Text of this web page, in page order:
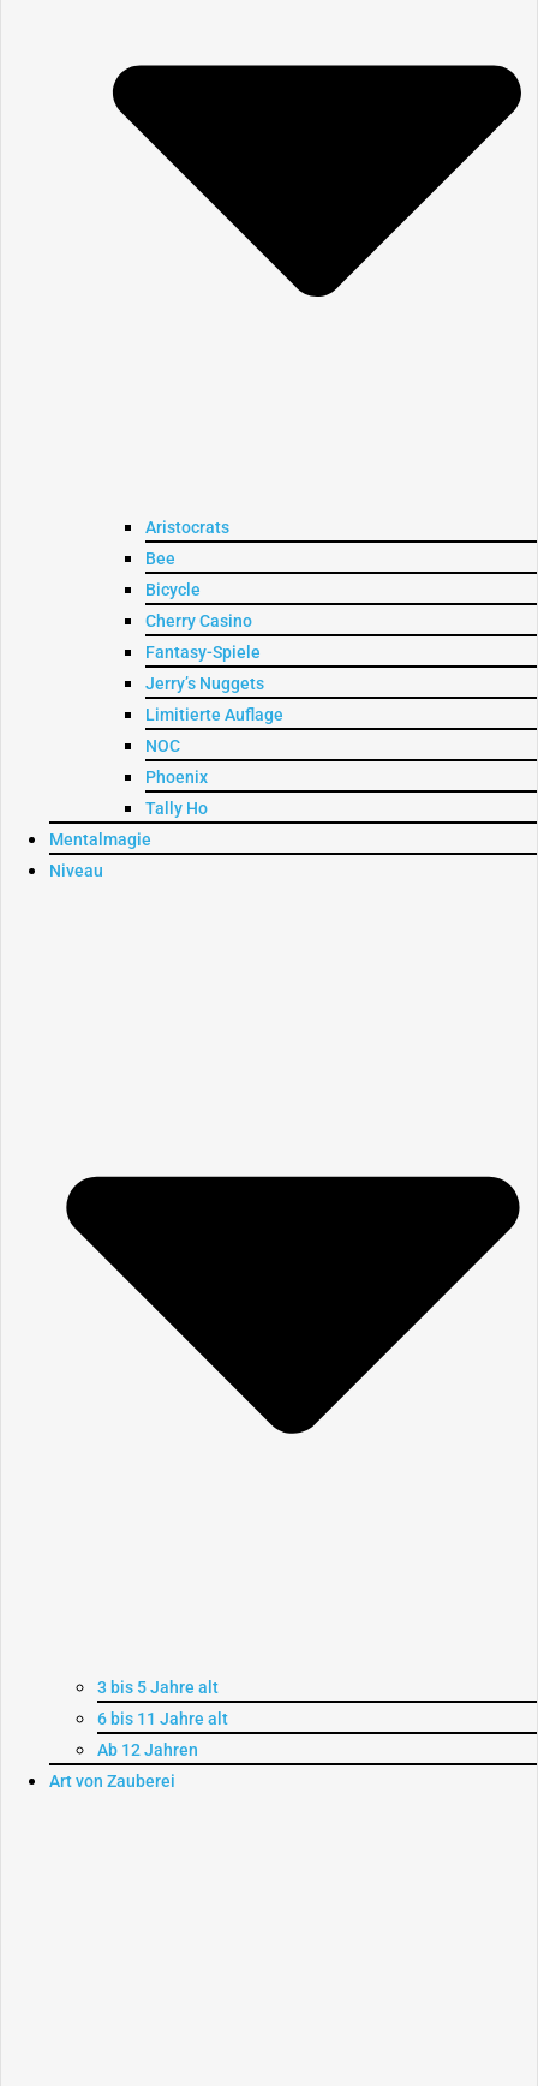
Aristocrats
Bee
Bicycle
Cherry Casino
Fantasy-Spiele
Jerry’s Nuggets
Limitierte Auflage
NOC
Phoenix
Tally Ho
Mentalmagie
Niveau
3 bis 5 Jahre alt
6 bis 11 Jahre alt
Ab 12 Jahren
Art von Zauberei